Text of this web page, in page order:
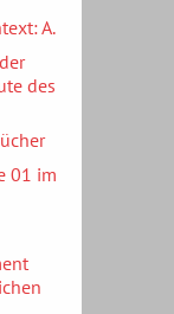
A.
des
01 im